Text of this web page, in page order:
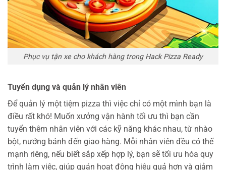
Phục vụ tận xe cho khách hàng trong Hack Pizza Ready
Tuyển dụng và quản lý nhân viên
Để quản lý một tiệm pizza thì việc chỉ có một mình bạn là
điều rất khó! Muốn xưởng vận hành tối ưu thì bạn cần
tuyển thêm nhân viên với các kỹ năng khác nhau, từ nhào
bột, nướng bánh đến giao hàng. Mỗi nhân viên đều có thế
mạnh riêng, nếu biết sắp xếp hợp lý, bạn sẽ tối ưu hóa quy
trình làm việc, giúp quán hoạt động hiệu quả hơn và giảm